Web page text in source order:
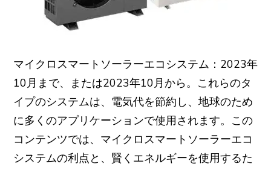
マイクロスマートソーラーエコシステム：2023年
10月まで、または2023年10月から。これらのタ
イプのシステムは、電気代を節約し、地球のため
に多くのアプリケーションで使用されます。この
コンテンツでは、マイクロスマートソーラーエコ
システムの利点と、賢くエネルギーを使用するた